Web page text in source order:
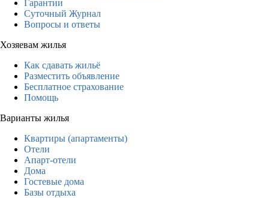
Гарантии
Суточный Журнал
Вопросы и ответы
Хозяевам жилья
Как сдавать жильё
Разместить объявление
Бесплатное страхование
Помощь
Варианты жилья
Квартиры (апартаменты)
Отели
Апарт-отели
Дома
Гостевые дома
Базы отдыха